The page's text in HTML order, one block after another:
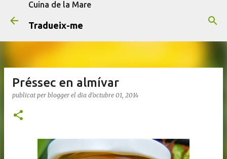
Cuina de la Mare
Tradueix-me
Préssec en almívar
publicat per blogger el dia d’octubre 01, 2014